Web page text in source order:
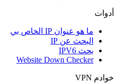
أدوات
ما هو عنوان IP الخاص بي
البحث عن IP
بحث IPV6
Website Down Checker
خوادم VPN